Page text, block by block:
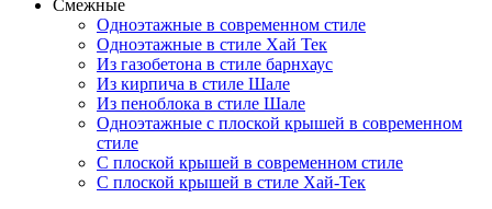
Смежные
Одноэтажные в современном стиле
Одноэтажные в стиле Хай Тек
Из газобетона в стиле барнхаус
Из кирпича в стиле Шале
Из пеноблока в стиле Шале
Одноэтажные с плоской крышей в современном
стиле
С плоской крышей в современном стиле
С плоской крышей в стиле Хай-Тек